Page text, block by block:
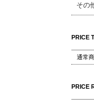
その
PRICE
通常
PRICE